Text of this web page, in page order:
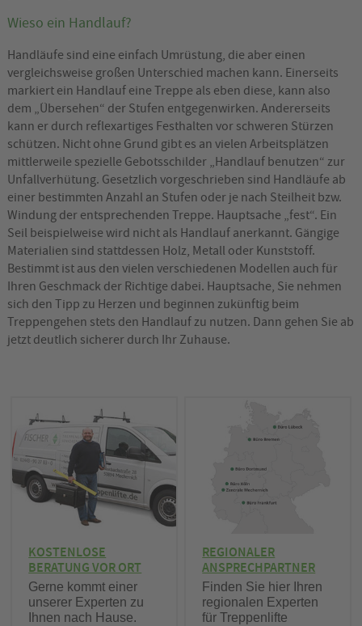
Wieso ein Handlauf?
Handläufe sind eine einfach Umrüstung, die aber einen
vergleichsweise großen Unterschied machen kann. Einerseits
markiert ein Handlauf eine Treppe als eben diese, kann also
dem „Übersehen“ der Stufen entgegenwirken. Andererseits
kann er durch reflexartiges Festhalten vor schweren Stürzen
schützen. Nicht ohne Grund gibt es an vielen Arbeitsplätzen
mittlerweile spezielle Gebotsschilder „Handlauf benutzen“ zur
Unfallverhütung. Gesetzlich vorgeschrieben sind Handläufe ab
einer bestimmten Anzahl an Stufen oder je nach Steilheit bzw.
Windung der entsprechenden Treppe. Hauptsache „fest“. Ein
Seil beispielweise wird nicht als Handlauf anerkannt. Gängige
Materialien sind stattdessen Holz, Metall oder Kunststoff.
Bestimmt ist aus den vielen verschiedenen Modellen auch für
Ihren Geschmack der Richtige dabei. Hauptsache, Sie nehmen
sich den Tipp zu Herzen und beginnen zukünftig beim
Treppengehen stets den Handlauf zu nutzen. Dann gehen Sie ab
jetzt deutlich sicherer durch Ihr Zuhause.
KOSTENLOSE
BERATUNG VOR ORT
Gerne kommt einer
unserer Experten zu
Ihnen nach Hause.
REGIONALER
ANSPRECHPARTNER
Finden Sie hier Ihren
regionalen Experten
für Treppenlifte